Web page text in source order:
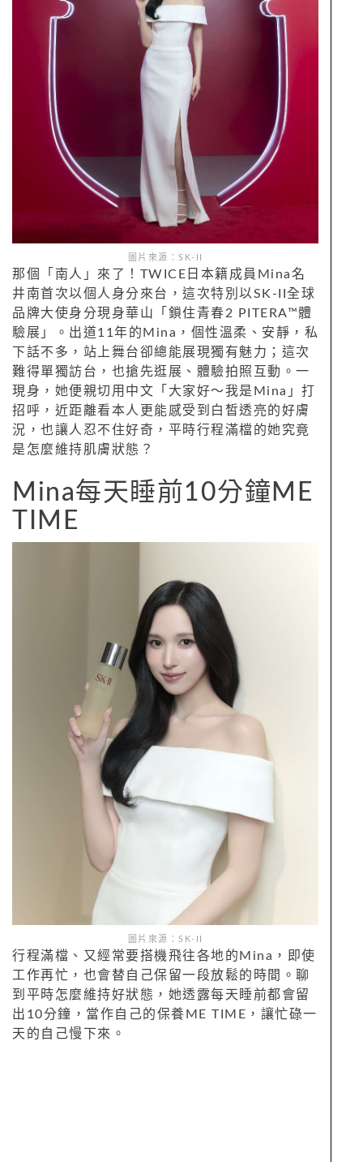
圖片來源：SK-II
那個「南人」來了！TWICE日本籍成員Mina名
井南首次以個人身分來台，這次特別以SK-II全球
品牌大使身分現身華山「鎖住青春2 PITERA™體
驗展」。出道11年的Mina，個性溫柔、安靜，私
下話不多，站上舞台卻總能展現獨有魅力；這次
難得單獨訪台，也搶先逛展、體驗拍照互動。一
現身，她便親切用中文「大家好～我是Mina」打
招呼，近距離看本人更能感受到白皙透亮的好膚
況，也讓人忍不住好奇，平時行程滿檔的她究竟
是怎麼維持肌膚狀態？
Mina每天睡前10分鐘ME
TIME
圖片來源：SK-II
行程滿檔、又經常要搭機飛往各地的Mina，即使
工作再忙，也會替自己保留一段放鬆的時間。聊
到平時怎麼維持好狀態，她透露每天睡前都會留
出10分鐘，當作自己的保養ME TIME，讓忙碌一
天的自己慢下來。